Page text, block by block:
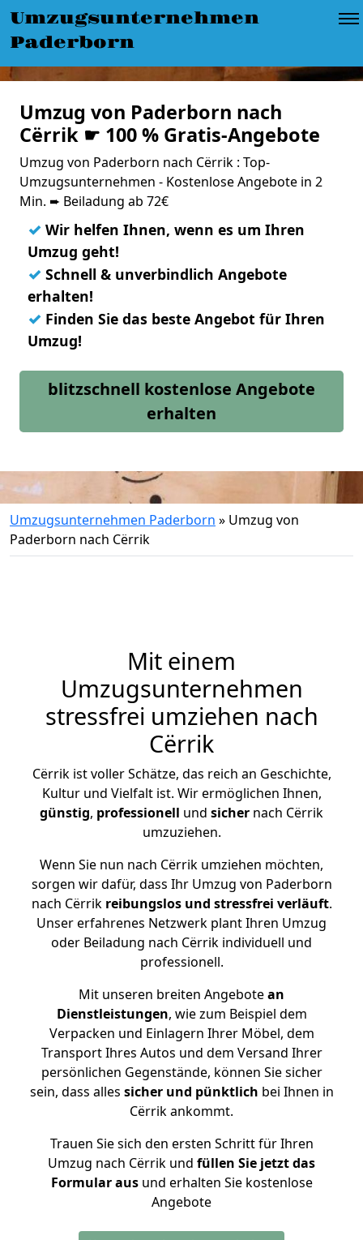
Umzugsunternehmen
Paderborn
Umzug von Paderborn nach
Cërrik ☛ 100 % Gratis-Angebote
Umzug von Paderborn nach Cërrik : Top-
Umzugsunternehmen - Kostenlose Angebote in 2
Min. ➨ Beiladung ab 72€
✓ Wir helfen Ihnen, wenn es um Ihren
Umzug geht!
✓ Schnell & unverbindlich Angebote
erhalten!
✓ Finden Sie das beste Angebot für Ihren
Umzug!
blitzschnell kostenlose Angebote
erhalten
Umzugsunternehmen Paderborn » Umzug von
Paderborn nach Cërrik
Mit einem
Umzugsunternehmen
stressfrei umziehen nach
Cërrik
Cërrik ist voller Schätze, das reich an Geschichte,
Kultur und Vielfalt ist. Wir ermöglichen Ihnen,
günstig, professionell und sicher nach Cërrik
umzuziehen.
Wenn Sie nun nach Cërrik umziehen möchten,
sorgen wir dafür, dass Ihr Umzug von Paderborn
nach Cërrik reibungslos und stressfrei verläuft.
Unser erfahrenes Netzwerk plant Ihren Umzug
oder Beiladung nach Cërrik individuell und
professionell.
Mit unseren breiten Angebotean
Dienstleistungen, wie zum Beispiel dem
Verpacken und Einlagern Ihrer Möbel, dem
Transport Ihres Autos und dem Versand Ihrer
persönlichen Gegenstände, können Sie sicher
sein, dass alles sicher und pünktlich bei Ihnen in
Cërrik ankommt.
Trauen Sie sich den ersten Schritt für Ihren
Umzug nach Cërrik und füllen Sie jetzt das
Formular ausund erhalten Sie kostenlose
Angebote